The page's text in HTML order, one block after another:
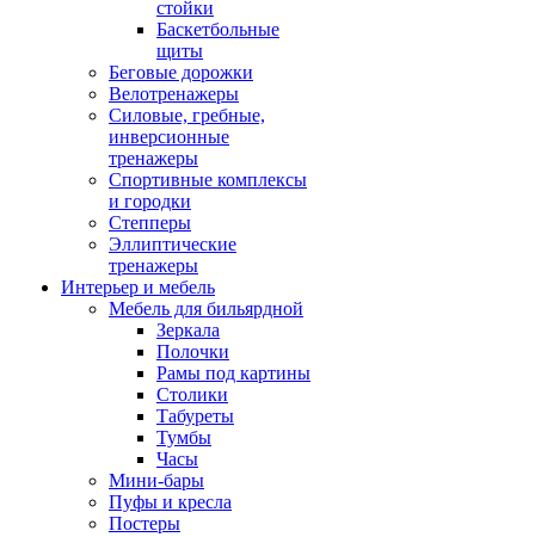
стойки
Баскетбольные
щиты
Беговые дорожки
Велотренажеры
Силовые, гребные,
инверсионные
тренажеры
Спортивные комплексы
и городки
Степперы
Эллиптические
тренажеры
Интерьер и мебель
Мебель для бильярдной
Зеркала
Полочки
Рамы под картины
Столики
Табуреты
Тумбы
Часы
Мини-бары
Пуфы и кресла
Постеры